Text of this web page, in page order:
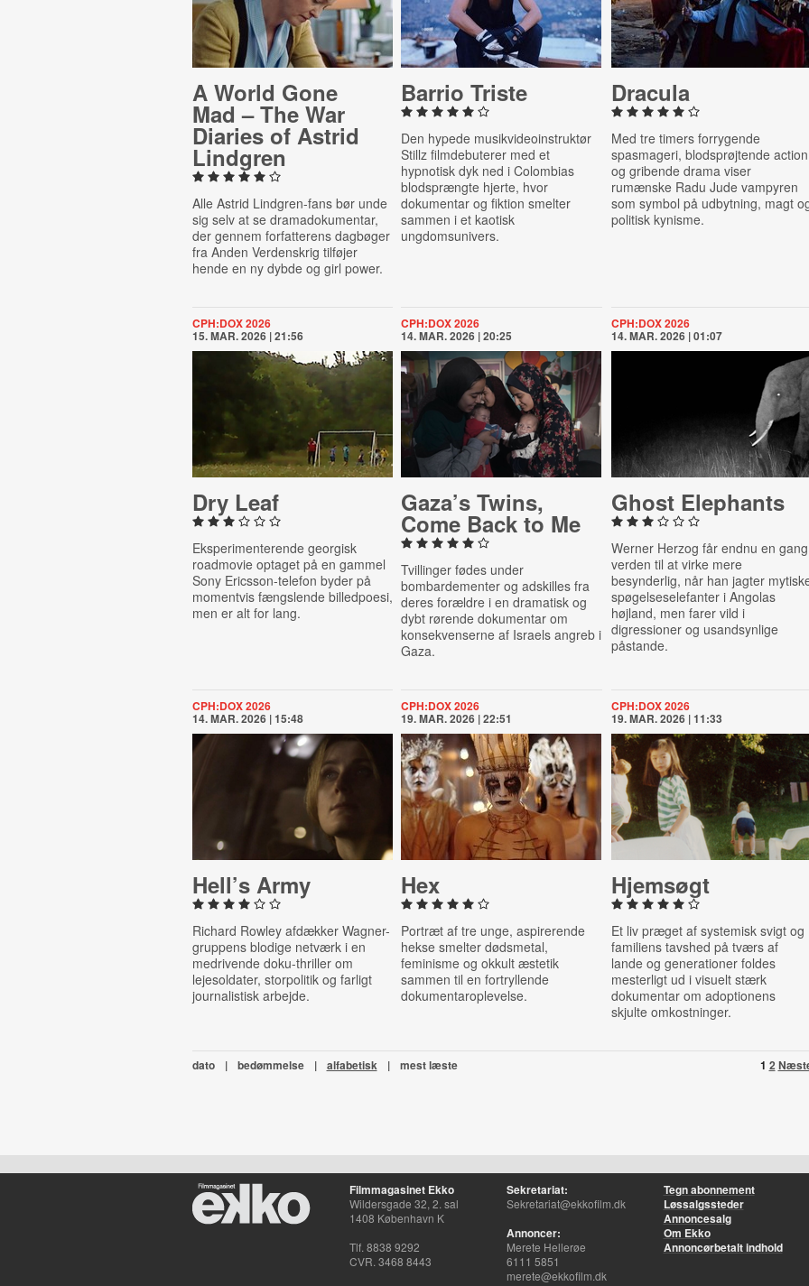
A World Gone
Mad – The War
Diaries of Astrid
Lindgren
Alle Astrid Lindgren-fans bør unde
sig selv at se dramadokumentar,
der gennem forfatterens dagbøger
fra Anden Verdenskrig tilføjer
hende en ny dybde og girl power.
Barrio Triste
Den hypede musikvideoinstruktør
Stillz filmdebuterer med et
hypnotisk dyk ned i Colombias
blodsprængte hjerte, hvor
dokumentar og fiktion smelter
sammen i et kaotisk
ungdomsunivers.
Dracula
Med tre timers forrygende
spasmageri, blodsprøjtende action
og gribende drama viser
rumænske Radu Jude vampyren
som symbol på udbytning, magt
politisk kynisme.
CPH:DOX 2026
15. MAR. 2026 | 21:56
Dry Leaf
Eksperimenterende georgisk
roadmovie optaget på en gammel
Sony Ericsson-telefon byder på
momentvis fængslende billedpoesi,
men er alt for lang.
CPH:DOX 2026
14. MAR. 2026 | 20:25
Gaza’s Twins,
Come Back to Me
Tvillinger fødes under
bombardementer og adskilles fra
deres forældre i en dramatisk og
dybt rørende dokumentar om
konsekvenserne af Israels angreb i
Gaza.
CPH:DOX 2026
14. MAR. 2026 | 01:07
Ghost Elephants
Werner Herzog får endnu en gang
verden til at virke mere
besynderlig, når han jagter
spøgelseselefanter i Angolas
højland, men farer vild i
digressioner og usandsynlige
påstande.
CPH:DOX 2026
14. MAR. 2026 | 15:48
Hell’s Army
Richard Rowley afdækker Wagner-
gruppens blodige netværk i en
medrivende doku-thriller om
lejesoldater, storpolitik og farligt
journalistisk arbejde.
CPH:DOX 2026
19. MAR. 2026 | 22:51
Hex
Portræt af tre unge, aspirerende
hekse smelter dødsmetal,
feminisme og okkult æstetik
sammen til en fortryllende
dokumentaroplevelse.
CPH:DOX 2026
19. MAR. 2026 | 11:33
Hjemsøgt
Et liv præget af systemisk svigt og
familiens tavshed på tværs af
lande og generationer foldes
mesterligt ud i visuelt stærk
dokumentar om adoptionens
skjulte omkostninger.
1 2
dato | bedømmelse | alfabetisk | mest læste
Filmmagasinet Ekko
Wildersgade 32, 2. sal
1408 København K
Tlf. 8838 9292
CVR. 3468 8443
Sekretariat:
Sekretariat@ekkofilm.dk
Annoncer:
Merete Hellerøe
6111 5851
merete@ekkofilm.dk
Tegn abonnement
Løssalgssteder
Annoncesalg
Om Ekko
Annoncørbetalt indhold